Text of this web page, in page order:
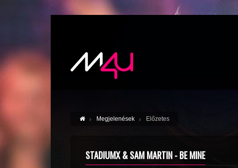
Megjelenések Előzetes
STADIUMX & SAM MARTIN - BE MINE